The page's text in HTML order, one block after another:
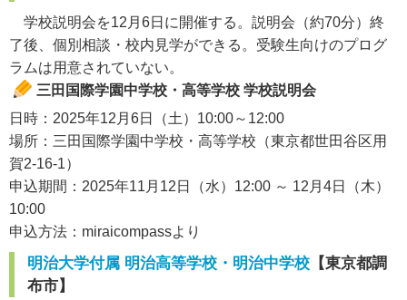
学校説明会を12月6日に開催する。説明会（約70分）終
了後、個別相談・校内見学ができる。受験生向けのプログ
ラムは用意されていない。
三田国際学園中学校・高等学校 学校説明会
日時：2025年12月6日（土）10:00～12:00
場所：三田国際学園中学校・高等学校（東京都世田谷区用
賀2-16-1）
申込期間：2025年11月12日（水）12:00 ～ 12月4日（木）
10:00
申込方法：miraicompassより
明治大学付属 明治高等学校・明治中学校 【東京都調
布市】